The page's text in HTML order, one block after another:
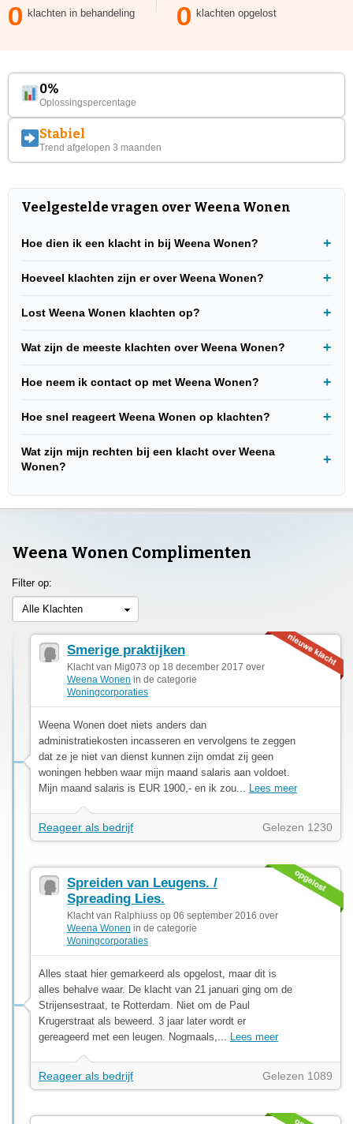
0 klachten in behandeling 0 klachten opgelost
0%
Oplossingspercentage
Stabiel
Trend afgelopen 3 maanden
Veelgestelde vragen over Weena Wonen
Hoe dien ik een klacht in bij Weena Wonen?
Hoeveel klachten zijn er over Weena Wonen?
Lost Weena Wonen klachten op?
Wat zijn de meeste klachten over Weena Wonen?
Hoe neem ik contact op met Weena Wonen?
Hoe snel reageert Weena Wonen op klachten?
Wat zijn mijn rechten bij een klacht over Weena
Wonen?
Weena Wonen Complimenten
Filter op:
Alle Klachten
Smerige praktijken
Klacht van Mig073 op 18 december 2017 over
Weena Wonen in de categorie
Woningcorporaties
Weena Wonen doet niets anders dan
administratiekosten incasseren en vervolgens te zeggen
dat ze je niet van dienst kunnen zijn omdat zij geen
woningen hebben waar mijn maand salaris aan voldoet.
Mijn maand salaris is EUR 1900,- en ik zou... Lees meer
Reageer als bedrijf Gelezen 1230
Spreiden van Leugens. /
Spreading Lies.
Klacht van Ralphiuss op 06 september 2016 over
Weena Wonen in de categorie
Woningcorporaties
Alles staat hier gemarkeerd als opgelost, maar dit is
alles behalve waar. De klacht van 21 januari ging om de
Strijensestraat, te Rotterdam. Niet om de Paul
Krugerstraat als beweerd. 3 jaar later wordt er
gereageerd met een leugen. Nogmaals,... Lees meer
Reageer als bedrijf Gelezen 1089